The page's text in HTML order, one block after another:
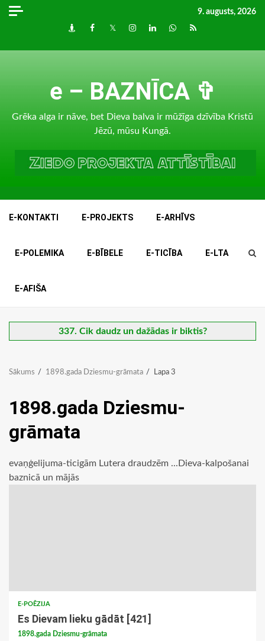
Skip
9. augusts, 2026
DraugiemFacebook
TwitterInstagram
LinkedInwhatsapp
RSS
e – BAZNĪCA ✞
Grēka alga ir nāve, bet Dieva balva ir mūžīga dzīvība Kristū
Jēzū, mūsu Kungā.
E-KONTAKTI E-PROJEKTS E-ARHĪVS
E-POLEMIKA E-BĪBELE E-TICĪBA E-LTA
E-AFIŠA
337. Cik daudz un dažādas ir biktis?
Sākums 1898.gada Dziesmu-grāmata Lapa 3
1898.gada Dziesmu-
grāmata
evaņģelijuma-ticigām Lutera draudzēm ...Dieva-kalpošanai
baznicā un mājās
E-POĒZIJA
Es Dievam lieku gādāt [421]
1898.gada Dziesmu-grāmata